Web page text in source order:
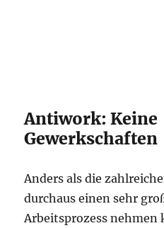
Antiwork: Keine
Gewerkschaften
Anders als die
durchaus einen sehr
Arbeitsprozess